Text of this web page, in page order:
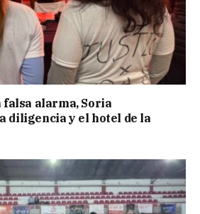
alarma, Soria
diligencia y el hotel de la